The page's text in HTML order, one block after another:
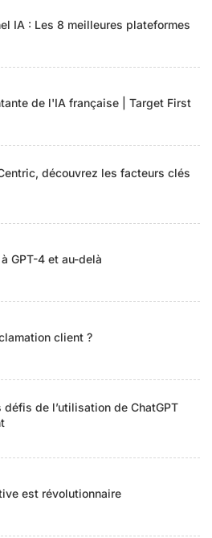
IA : Les 8 meilleures plateformes
de l'IA française | Target First
découvrez les facteurs clés
GPT-4 et au-delà
client ?
de l’utilisation de ChatGPT
est révolutionnaire